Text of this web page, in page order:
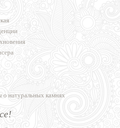
натуральных камнях